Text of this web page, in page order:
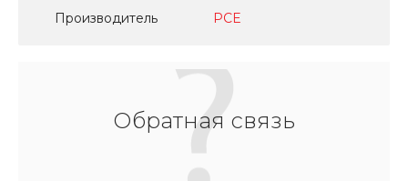
Производитель PCE
Обратная связь